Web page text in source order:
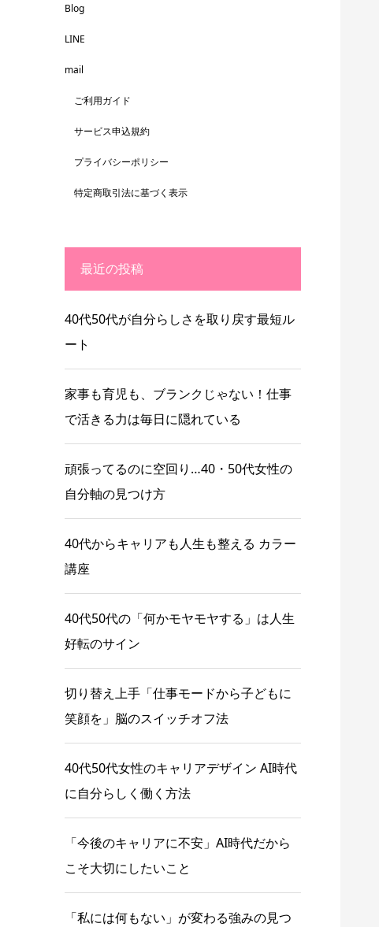
Blog
LINE
mail
ご利用ガイド
サービス申込規約
プライバシーポリシー
特定商取引法に基づく表示
最近の投稿
40代50代が自分らしさを取り戻す最短ル
ート
家事も育児も、ブランクじゃない！仕事
で活きる力は毎日に隠れている
頑張ってるのに空回り…40・50代女性の
自分軸の見つけ方
40代からキャリアも人生も整える カラー
講座
40代50代の「何かモヤモヤする」は人生
好転のサイン
切り替え上手「仕事モードから子どもに
笑顔を」脳のスイッチオフ法
40代50代女性のキャリアデザイン AI時代
に自分らしく働く方法
「今後のキャリアに不安」AI時代だから
こそ大切にしたいこと
「私には何もない」が変わる強みの見つ